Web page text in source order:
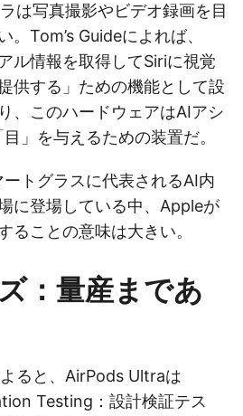
は写真撮影やビデオ録画を目
。Tom’s Guideによれば、
ル情報を取得してSiriに視覚
供する」ための機能として設
、このハードウェアはAIアシ
」を与えるための装置だ。
トグラスに代表されるAI内
に登場している中、Appleが
ることの意味は大きい。
：量産まであ
ると、AirPods Ultraは
Testing：設計検証テス